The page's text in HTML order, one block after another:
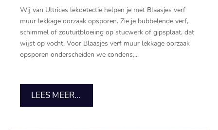
Wij van Ultrices lekdetectie helpen je met Blaasjes verf
muur lekkage oorzaak opsporen.​ Zie je bubbelende verf,
schimmel of zoutuitbloeiing op stucwerk of gipsplaat, dat
wijst op vocht.​ Voor Blaasjes verf muur lekkage oorzaak
opsporen onderscheiden we condens,...
LEES MEER...